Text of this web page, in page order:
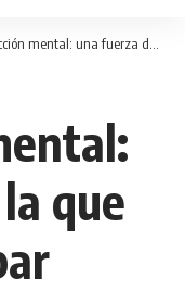
una fuerza de la que es difícil escapar
que